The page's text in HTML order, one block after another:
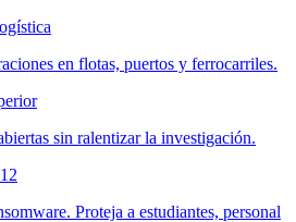
en flotas, puertos y ferrocarriles.
sin ralentizar la investigación.
Proteja a estudiantes, personal